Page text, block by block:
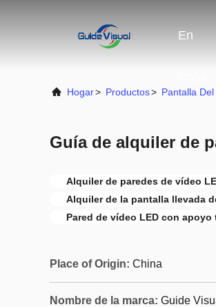
En
Hogar> Productos> Pantalla
Guía de alquiler de
Alquiler de paredes de vídeo
Alquiler de la pantalla llevada
Pared de vídeo LED con apoyo
Place of Origin: China
Nombre de la marca: Guide